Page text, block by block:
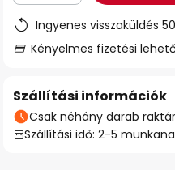
Ingyenes visszaküldés
Kényelmes fizetési
Szállítási információk
Csak néhány darab
Szállítási idő: 2-5